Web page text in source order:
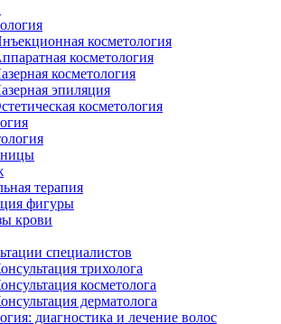
косметология
косметология
косметология
эпиляция
косметология
терапия
фигуры
крови
специалистов
трихолога
косметолога
дерматолога
диагностика и лечение волос